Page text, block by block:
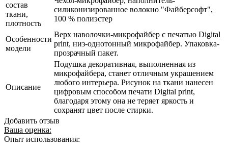
состав
ткани,
плотность
силиконизированное волокно "Файберсофт",
100 % полиэстер
Особенности
модели
Верх наволочки-микрофайбер с печатью Digital
print, низ-однотонный микрофайбер. Упаковка-
прозрачный пакет.
Описание
Подушка декоративная, выполненная из
микрофайбера, станет отличным украшением
любого интерьера. Рисунок на ткани нанесен
цифровым способом печати Digital print,
благодаря этому она не теряет яркость и
сохранят цвет после стирки.
Добавить отзыв
Ваша оценка:
Опыт использования: